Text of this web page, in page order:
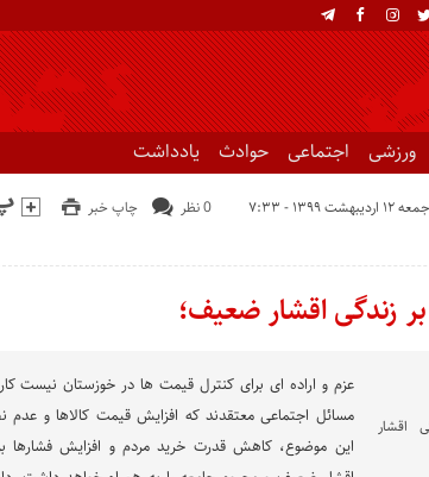
ورزشی اجتماعی حوادث یادداشت
۱۳۹۹ - ۷:۳۳ چاپ خبر
0 نظر
بر زندگی اقشار ضعیف؛
عزم و اراده ای برای کنترل قیمت ها در خوزستان نیست
مسائل اجتماعی معتقدند که افزایش قیمت کالاها و عدم
این موضوع، کاهش قدرت خرید مردم و افزایش فشارها